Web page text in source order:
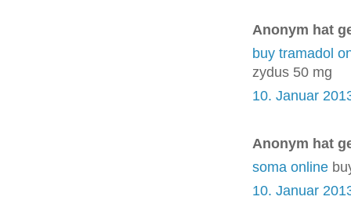
Anonym hat
buy tramadol
zydus 50 mg
10. Januar
Anonym hat
soma online
10. Januar